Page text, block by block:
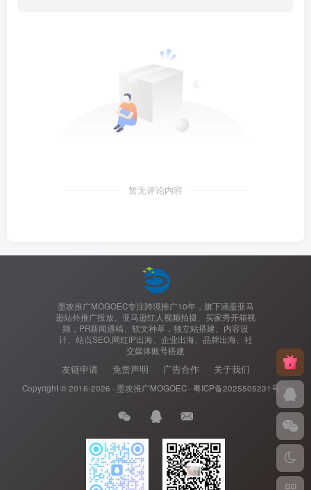
暂无评论内容
墨攻推广MOGOEC专注跨境推广10年，旗下涵盖亚马
逊站外推广投放、亚马逊红人视频拍摄、买家秀开箱视
频，PR新闻通稿、软文种草，独立站搭建、内容设
计、站点SEO,网红IP出海、企业出海、品牌出海、社
交媒体账号搭建
友链申请 免责声明 广告合作 关于我们
Copyright © 2016-2026 · 墨攻推广MOGOEC· 粤ICP备2025505231号-1.